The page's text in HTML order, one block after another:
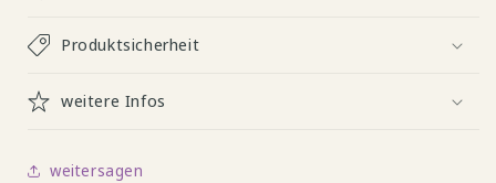
Produktsicherheit
weitere Infos
weitersagen